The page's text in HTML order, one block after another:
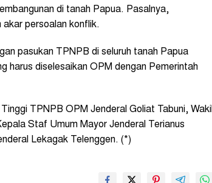
di tanah Papua. Pasalnya,
akar persoalan konflik.
pasukan TPNPB di seluruh tanah Papua
harus diselesaikan OPM dengan Pemerintah
TPNPB OPM Jenderal Goliat Tabuni, Wakil
Staf Umum Mayor Jenderal Terianus
Lekagak Telenggen. (*)